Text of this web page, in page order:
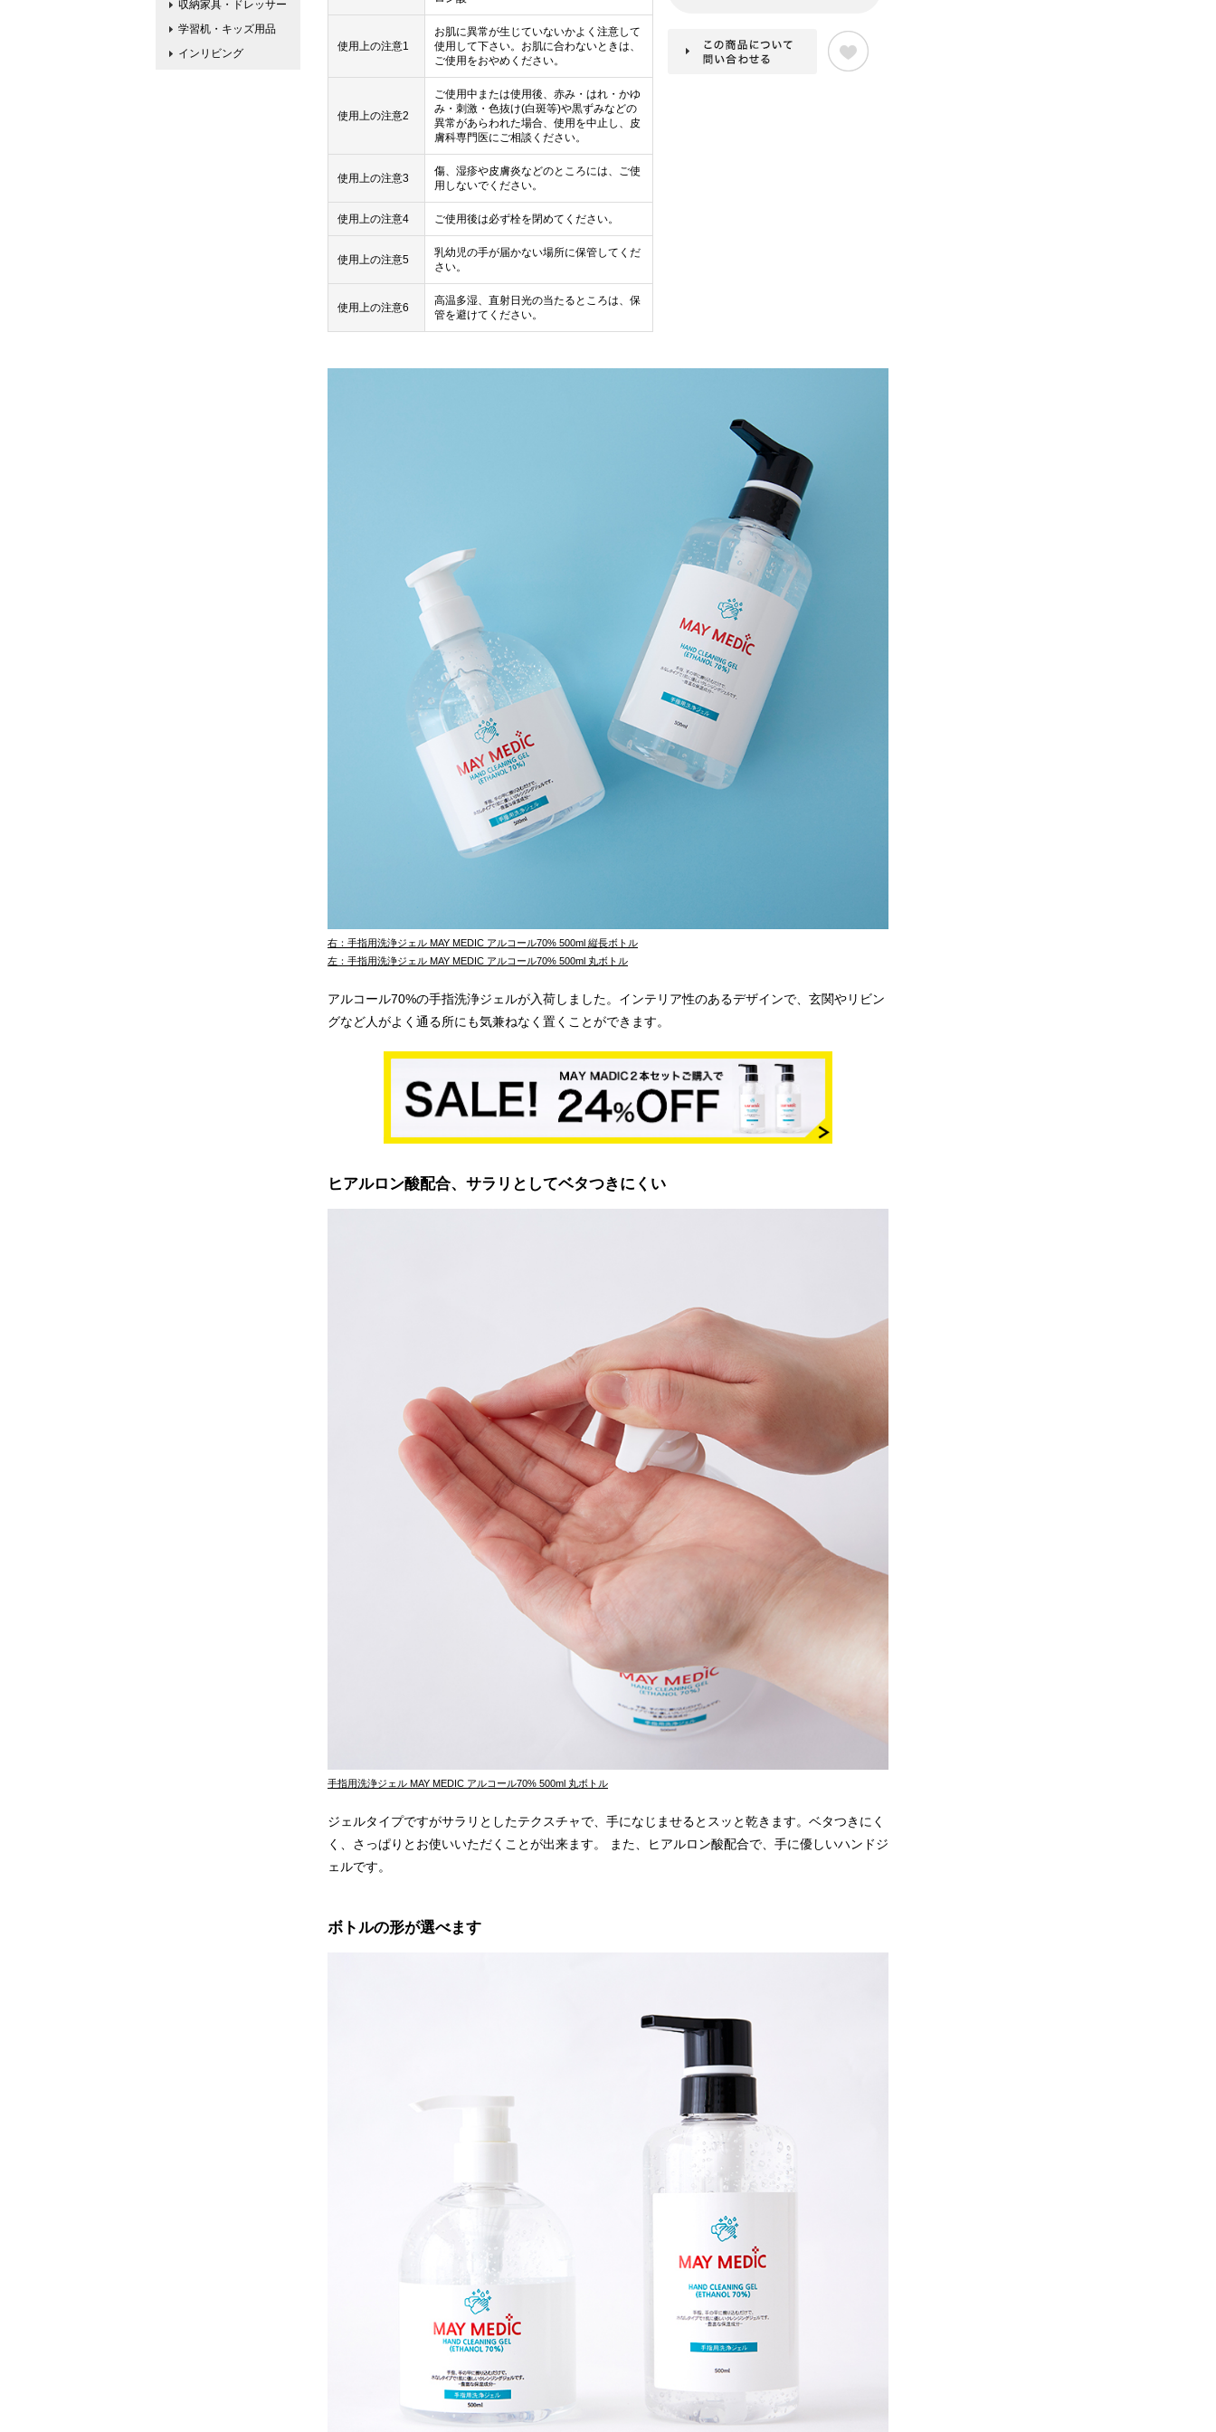
使用上の注意1
お肌に異常が生じていないかよく注意して
使用して下さい。お肌に合わないときは、
ご使用をおやめください。
使用上の注意2
ご使用中または使用後、赤み・はれ・かゆ
み・刺激・色抜け(白斑等)や黒ずみなどの
異常があらわれた場合、使用を中止し、皮
膚科専門医にご相談ください。
使用上の注意3
傷、湿疹や皮膚炎などのところには、ご使
用しないでください。
使用上の注意4 ご使用後は必ず栓を閉めてください。
使用上の注意5
乳幼児の手が届かない場所に保管してくだ
さい。
使用上の注意6
高温多湿、直射日光の当たるところは、保
管を避けてください。
右：手指用洗浄ジェル MAY MEDIC アルコール70% 500ml 縦長ボトル
左：手指用洗浄ジェル MAY MEDIC アルコール70% 500ml 丸ボトル
アルコール70%の手指洗浄ジェルが入荷しました。インテリア性のあるデザインで、玄関やリビン
グなど人がよく通る所にも気兼ねなく置くことができます。
ヒアルロン酸配合、サラリとしてベタつきにくい
手指用洗浄ジェル MAY MEDIC アルコール70% 500ml 丸ボトル
ジェルタイプですがサラリとしたテクスチャで、手になじませるとスッと乾きます。ベタつきにく
く、さっぱりとお使いいただくことが出来ます。 また、ヒアルロン酸配合で、手に優しいハンドジ
ェルです。
ボトルの形が選べます
収納家具・ドレッサー
学習机・キッズ用品
インリビング